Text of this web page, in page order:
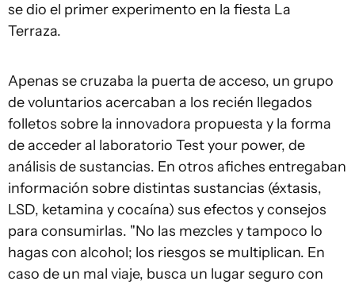
se dio el primer experimento en la fiesta La
Terraza.
Apenas se cruzaba la puerta de acceso, un grupo
de voluntarios acercaban a los recién llegados
folletos sobre la innovadora propuesta y la forma
de acceder al laboratorio Test your power, de
análisis de sustancias. En otros afiches entregaban
información sobre distintas sustancias (éxtasis,
LSD, ketamina y cocaína) sus efectos y consejos
para consumirlas. "No las mezcles y tampoco lo
hagas con alcohol; los riesgos se multiplican. En
caso de un mal viaje, busca un lugar seguro con